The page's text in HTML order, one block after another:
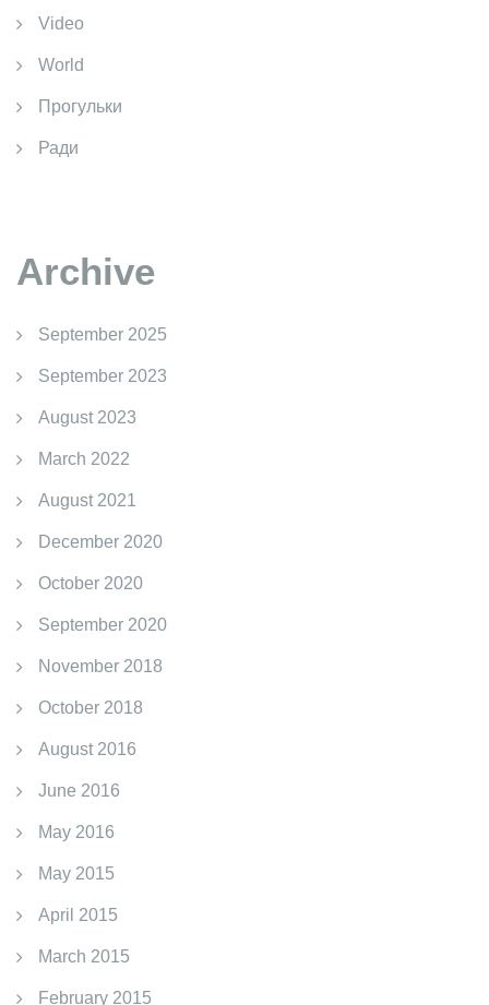
Video
World
Прогульки
Ради
Archive
September 2025
September 2023
August 2023
March 2022
August 2021
December 2020
October 2020
September 2020
November 2018
October 2018
August 2016
June 2016
May 2016
May 2015
April 2015
March 2015
February 2015